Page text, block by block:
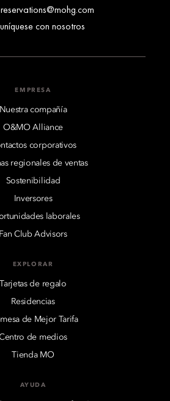
con nosotros
EMPRESA
Nuestra compañía
O&MO Alliance
corporativos
regionales de ventas
Sostenibilidad
Inversores
laborales
Fan Club Advisors
EXPLORAR
Tarjetas de regalo
Residencias
de Mejor Tarifa
de medios
Tienda MO
AYUDA